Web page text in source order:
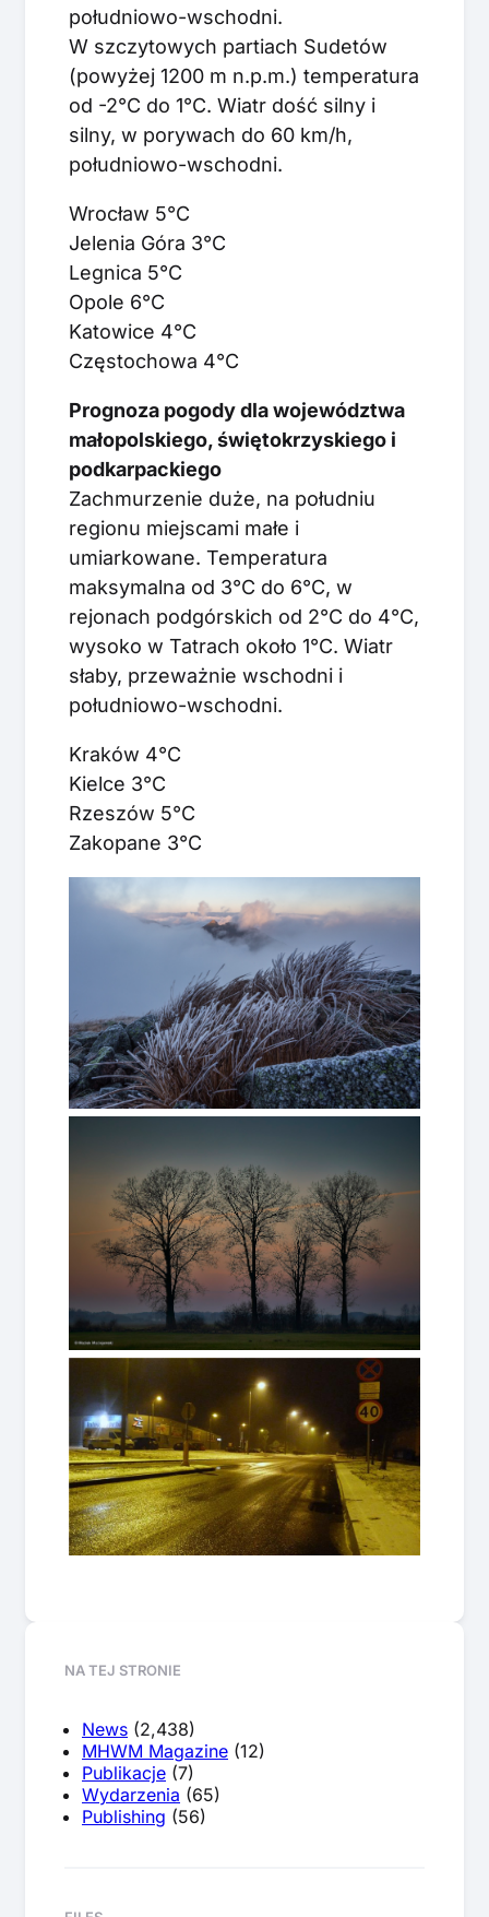
południowo-wschodni.
W szczytowych partiach Sudetów
(powyżej 1200 m n.p.m.) temperatura
od -2°C do 1°C. Wiatr dość silny i
silny, w porywach do 60 km/h,
południowo-wschodni.
Wrocław 5°C
Jelenia Góra 3°C
Legnica 5°C
Opole 6°C
Katowice 4°C
Częstochowa 4°C
Prognoza pogody dla województwa
małopolskiego, świętokrzyskiego i
podkarpackiego
Zachmurzenie duże, na południu
regionu miejscami małe i
umiarkowane. Temperatura
maksymalna od 3°C do 6°C, w
rejonach podgórskich od 2°C do 4°C,
wysoko w Tatrach około 1°C. Wiatr
słaby, przeważnie wschodni i
południowo-wschodni.
Kraków 4°C
Kielce 3°C
Rzeszów 5°C
Zakopane 3°C
NA TEJ STRONIE
News (2,438)
MHWM Magazine (12)
Publikacje (7)
Wydarzenia (65)
Publishing (56)